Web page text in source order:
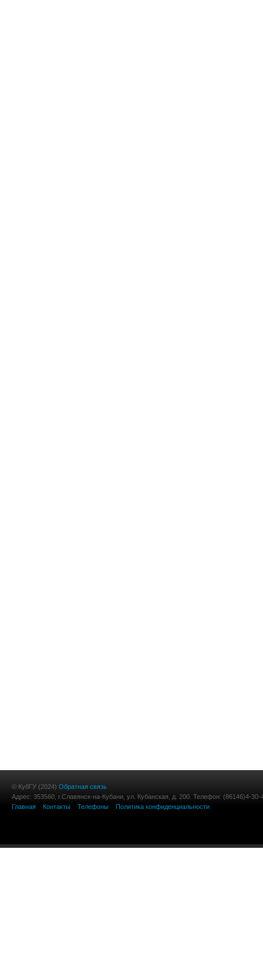
© КубГУ (2024) Обратная связь
Адрес: 353560, г.Славянск-на-Кубани, ул. Кубанская, д. 200. Телефон: (86146)4-30-
Главная
Контакты Телефоны Политика конфиденциальности